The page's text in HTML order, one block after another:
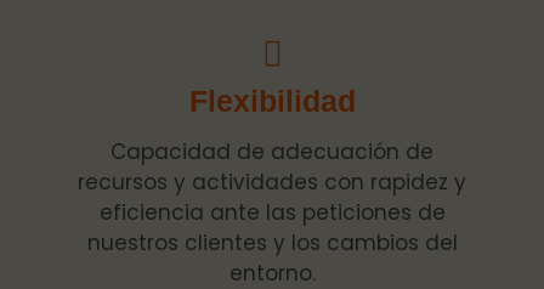
Flexibilidad
Capacidad de adecuación de
recursos y actividades con rapidez y
eficiencia ante las peticiones de
nuestros clientes y los cambios del
entorno.